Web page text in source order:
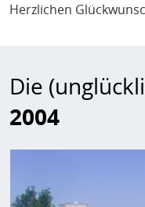
Herzlichen
Die
2004
Bild